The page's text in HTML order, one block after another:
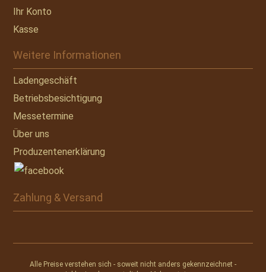
Ihr Konto
Kasse
Weitere Informationen
Ladengeschäft
Betriebsbesichtigung
Messetermine
Über uns
Produzentenerklärung
Zahlung & Versand
Alle Preise verstehen sich - soweit nicht anders gekennzeichnet -